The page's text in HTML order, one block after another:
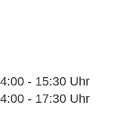
- 15:30 Uhr
- 17:30 Uhr